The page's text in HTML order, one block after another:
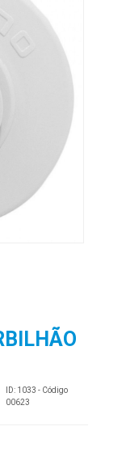
ID: 1033 - Código
00623